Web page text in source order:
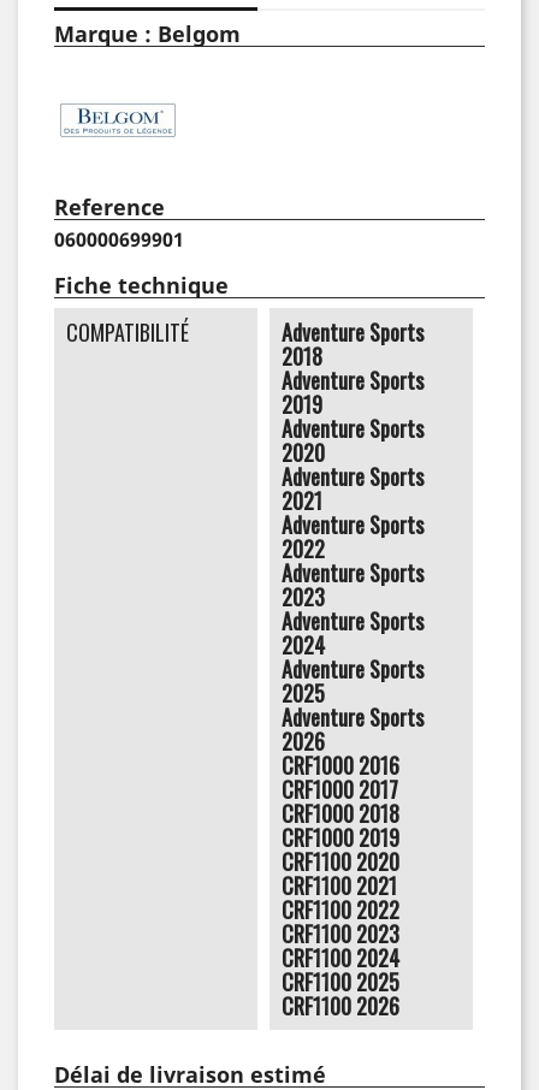
Marque : Belgom
Reference
060000699901
Fiche technique
COMPATIBILITÉ Adventure Sports
2018
Adventure Sports
2019
Adventure Sports
2020
Adventure Sports
2021
Adventure Sports
2022
Adventure Sports
2023
Adventure Sports
2024
Adventure Sports
2025
Adventure Sports
2026
CRF1000 2016
CRF1000 2017
CRF1000 2018
CRF1000 2019
CRF1100 2020
CRF1100 2021
CRF1100 2022
CRF1100 2023
CRF1100 2024
CRF1100 2025
CRF1100 2026
Délai de livraison estimé